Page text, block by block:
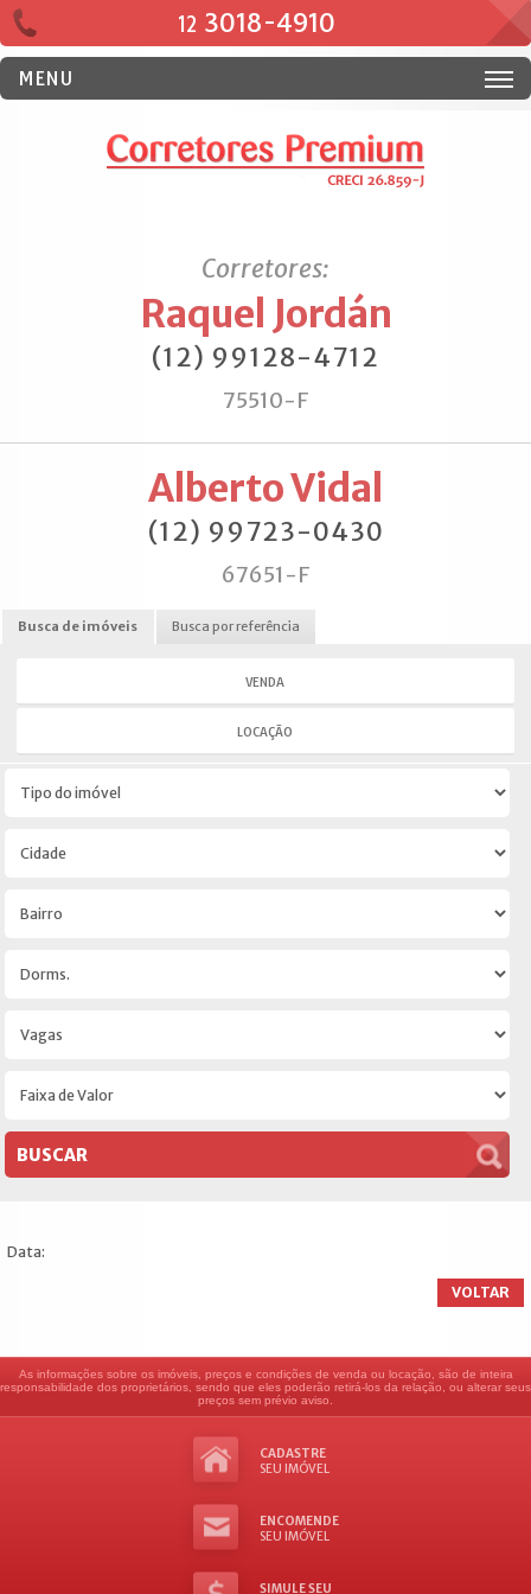
12 3018-4910
MENU
Corretores:
Raquel Jordán
(12) 99128-4712
75510-F
Alberto Vidal
(12) 99723-0430
67651-F
Busca de imóveis Busca por referência
VENDA
LOCAÇÃO
Data:
VOLTAR
As informações sobre os imóveis, preços e condições de venda ou locação, são de inteira
responsabilidade dos proprietários, sendo que eles poderão retirá-los da relação, ou alterar seus
preços sem prévio aviso.
CADASTRE
SEU IMÓVEL
ENCOMENDE
SEU IMÓVEL
SIMULE SEU